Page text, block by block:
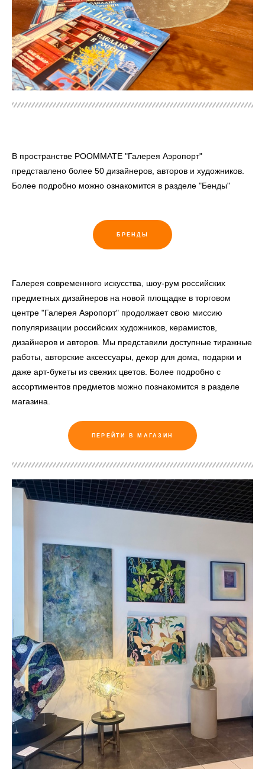
В пространстве РOOMMATE "Галерея Аэропорт"
представлено более 50 дизайнеров, авторов и художников.
Более подробно можно ознакомится в разделе "Бенды"
БРЕНДЫ
Галерея современного искусства, шоу-рум российских
предметных дизайнеров на новой площадке в торговом
центре "Галерея Аэропорт" продолжает свою миссию
популяризации российских художников, керамистов,
дизайнеров и авторов. Мы представили доступные тиражные
работы, авторские аксессуары, декор для дома, подарки и
даже арт-букеты из свежих цветов. Более подробно с
ассортиментов предметов можно познакомится в разделе
магазина.
ПЕРЕЙТИ В МАГАЗИН